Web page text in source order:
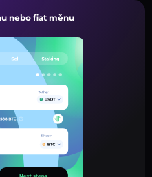
nebo fiat měnu